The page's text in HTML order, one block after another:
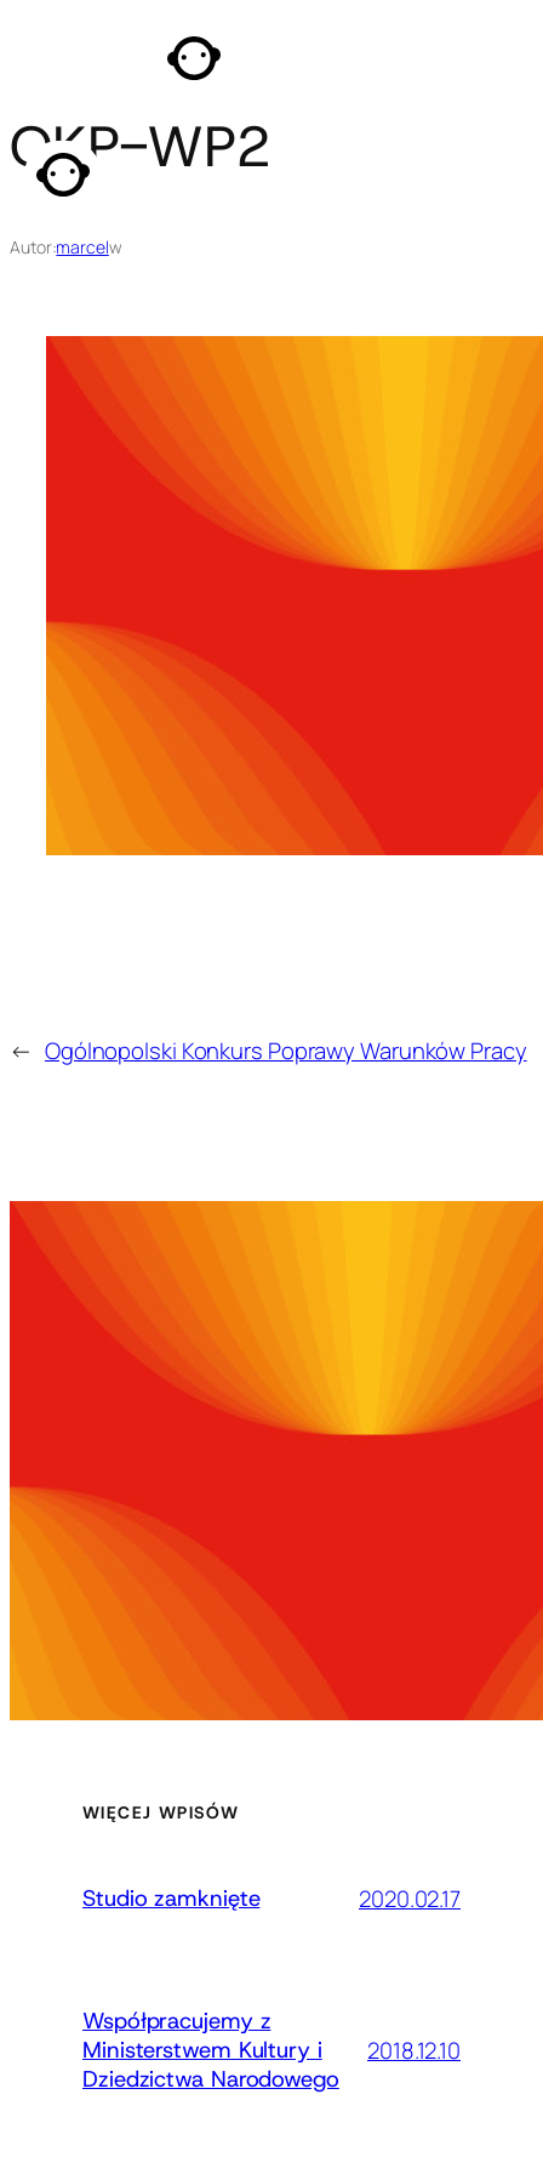
OKP-WP2
Autor:marcelw
← Ogólnopolski Konkurs Poprawy Warunków Pracy
WIĘCEJ WPISÓW
Studio zamknięte 2020.02.17
Współpracujemy z
Ministerstwem Kultury i
Dziedzictwa Narodowego
2018.12.10